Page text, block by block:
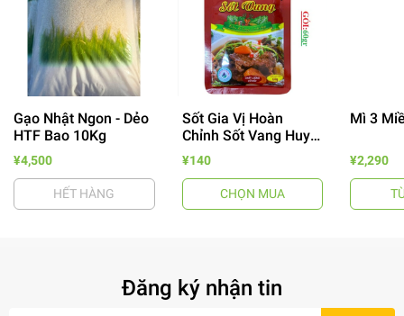
- 64%
Gạo Nhật Ngon - Dẻo
HTF Bao 10Kg
¥4,500
HẾT HÀNG
Sốt Gia Vị Hoàn
Chỉnh Sốt Vang Huy
Tuấn
¥140
CHỌN MUA
Mì 3
¥2,290
Đăng ký nhận tin